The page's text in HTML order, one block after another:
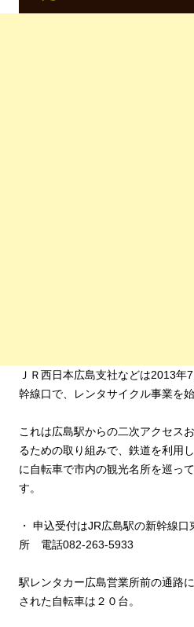
ＪＲ西日本広島支社などは2013
幹線口で、レンタサイクル事業を始
これは広島駅からの二次アクセス
るための取り組みで、鉄道を利用
に自転車で市内の観光名所を巡っ
す。
・ 申込受付はJR広島駅の新幹線
所 電話082-263-5933
駅レンタカー広島営業所前の通路
された自転車は２０台。